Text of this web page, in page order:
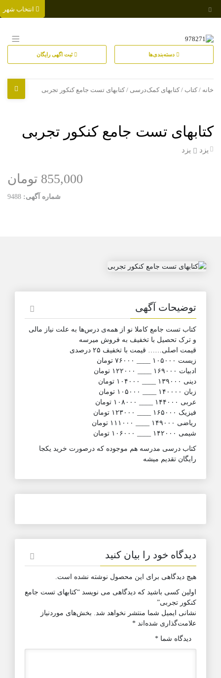
دسته‌بندی‌ها ثبت اگهی رایگان
خانه / کتاب / کتابهای کمک‌درسی / کتابهای تست جامع کنکور تجربی
کتابهای تست جامع کنکور تجربی
یزد یزد
855,000 تومان
شماره آگهی: 9488
توضیحات آگهی
کتاب تست جامع کاملا نو از همه‌ی درس‌ها به‌ علت نیاز مالی
و ترک تحصیل با تخفیف به فروش میرسه
قیمت اصلی…… قیمت با تخفیف ۲۵ درصدی
زیست ۱۰۵۰۰۰ ____ ۷۶۰۰۰ تومان
ادبیات ۱۶۹۰۰۰ ____ ۱۲۲۰۰۰ تومان
دینی ۱۳۹۰۰۰ ____ ۱۰۴۰۰۰ تومان
زبان ۱۴۰۰۰۰ ____ ۱۰۵۰۰۰ تومان
عربی ۱۴۴۰۰۰ ____ ۱۰۸۰۰۰ تومان
فیزیک ۱۶۵۰۰۰ ____ ۱۲۳۰۰۰ تومان
ریاضی ۱۴۹۰۰۰ ____ ۱۱۱۰۰۰ تومان
شیمی ۱۴۲۰۰۰ ____ ۱۰۶۰۰۰ تومان
کتاب درسی مدرسه هم موجوده که درصورت خرید یکجا
رایگان تقدیم میشه
دیدگاه خود را بیان کنید
هیچ دیدگاهی برای این محصول نوشته نشده است.
اولین کسی باشید که دیدگاهی می نویسد “کتابهای تست جامع
کنکور تجربی”
نشانی ایمیل شما منتشر نخواهد شد. بخش‌های موردنیاز
علامت‌گذاری شده‌اند *
دیدگاه شما *